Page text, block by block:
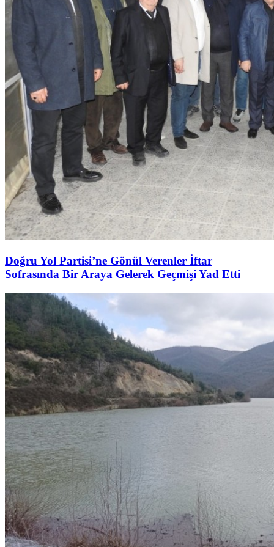
Doğru Yol Partisi’ne Gönül Verenler İftar
Sofrasında Bir Araya Gelerek Geçmişi Yad Etti